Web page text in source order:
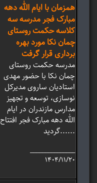
همزمان با ایام الله دهه
مبارک فجر مدرسه سه
کلاسه حکمت روستای
چمان نکا مورد بهره
برداری قرار گرفت
مدرسه حکمت روستای
چمان نکا با حضور مهدی
استادیان ساروی مدیرکل
نوسازی، توسعه و تجهیز
مدارس مازندران در ایام
الله دهه مبارک فجر افتتاح
گردید......
_______________
۱۴۰۴/۱۱/۲۰